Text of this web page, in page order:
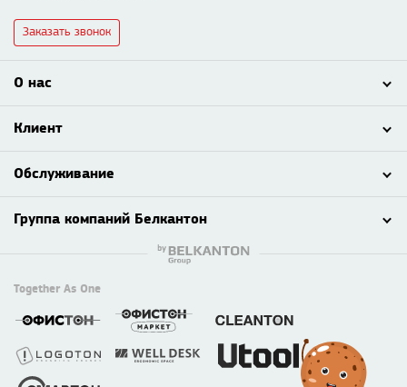
Заказать звонок
О нас
Клиент
Обслуживание
Группа компаний Белкантон
Together As One